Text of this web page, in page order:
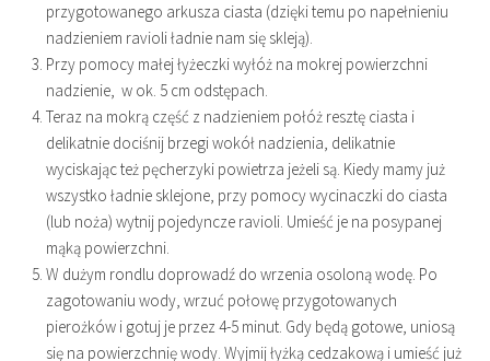
przygotowanego arkusza ciasta (dzięki temu po napełnieniu
nadzieniem ravioli ładnie nam się skleją).
Przy pomocy małej łyżeczki wyłóż na mokrej powierzchni
nadzienie, w ok. 5 cm odstępach.
Teraz na mokrą część z nadzieniem połóż resztę ciasta i
delikatnie dociśnij brzegi wokół nadzienia, delikatnie
wyciskając też pęcherzyki powietrza jeżeli są. Kiedy mamy już
wszystko ładnie sklejone, przy pomocy wycinaczki do ciasta
(lub noża) wytnij pojedyncze ravioli. Umieść je na posypanej
mąką powierzchni.
W dużym rondlu doprowadź do wrzenia osoloną wodę. Po
zagotowaniu wody, wrzuć połowę przygotowanych
pierożków i gotuj je przez 4-5 minut. Gdy będą gotowe, uniosą
się na powierzchnię wody. Wyjmij łyżką cedzakową i umieść już